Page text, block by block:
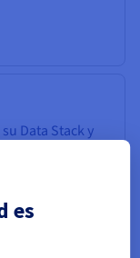
Data Stack y
es